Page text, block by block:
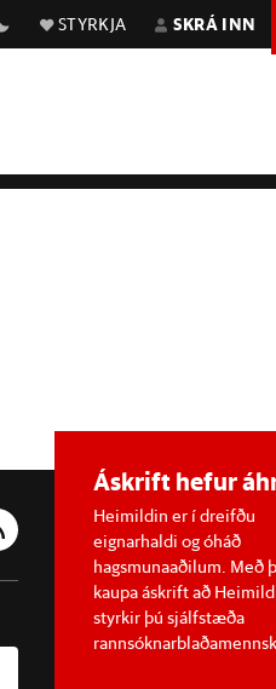
STYRKJA SKRÁ INN
Áskrift hefur
Heimildin er í dreifðu
eignarhaldi og óháð
hagsmunaaðilum. Með
kaupa áskrift að
styrkir þú sjálfstæða